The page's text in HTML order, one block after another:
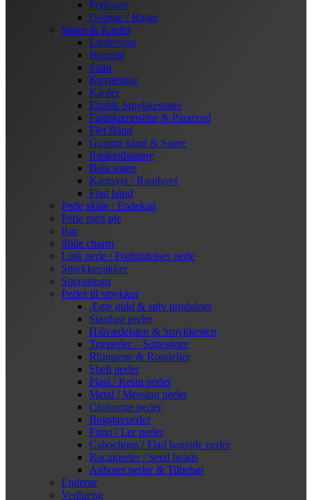
Perlestav
O-ringe / Ringe
Snøre & Kæder
Lædersnor
Bomuld
Satin
Knyttesnor
Kæder
Elastik Smykkesnøre
Faldskærmsline & Paracord
Flet Bånd
Gummi bånd & Snøre
Ruskindssnøre
Bola snøre
Kantsyet / Randsyet
Flad bånd
Perle skåle / Endekap
Perle med øje
Rør
Slide charm
Link perle / Forbindelses perle
Smykkepakker
Stjernetegn
Perler til smykker
Ægte guld & sølv produkter
Stardust perler
Halvædelsten & Smykkesten
Træperler – Suttesnore
Rhinstene & Rondeller
Shell perler
Plast / Resin perler
Metal / Messing perler
Cloisonne perler
Bogstavperler
Fimo / Ler perler
Cabochons / Flad bagside perler
Rocaiperler / Seed beads
Anboret perler & Tilbehør
Enderør
Vedhæng